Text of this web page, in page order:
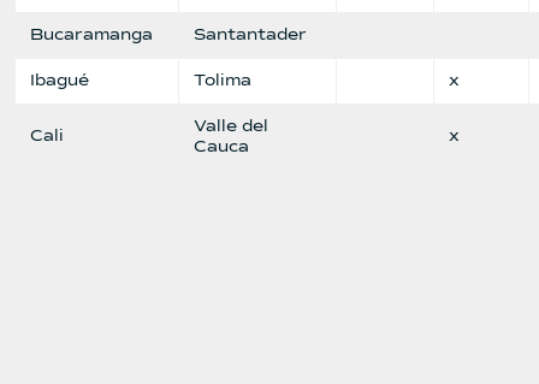
Bucaramanga Santantader
Ibagué Tolima x
Cali
Valle del
Cauca
x